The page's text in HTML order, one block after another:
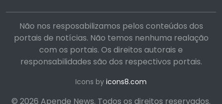
Não nos resposabilizamos pelos conteúdos dos
portais de notícias. Não temos nenhuma realação
com os portais. Os direitos autorais e
responsabilidades são dos respectivos portais.
Icons by icons8.com
© 2026 Apende News. Todos os direitos reservados.